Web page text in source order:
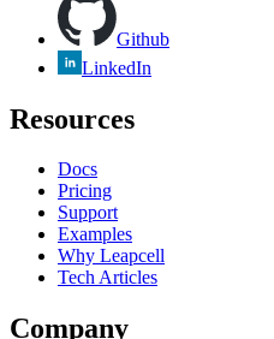
Github
LinkedIn
Resources
Docs
Pricing
Support
Examples
Why Leapcell
Tech Articles
Company